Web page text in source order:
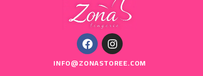
INFO@ZONASTOREE.COM